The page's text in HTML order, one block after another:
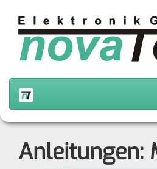
Anleitungen: